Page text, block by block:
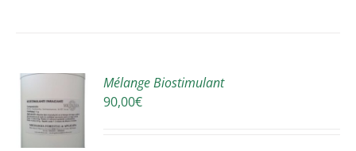
Mélange Biostimulant
90,00€